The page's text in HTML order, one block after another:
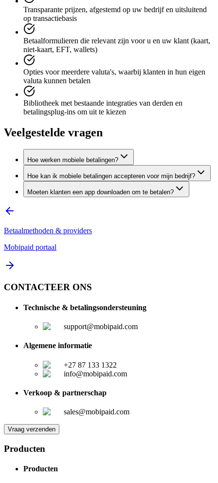
Transparante prijzen, afgestemd op uw bedrijf en uitsluitend
op transactiebasis
Betaalformulieren die relevant zijn voor u en uw klant (kaart,
niet-kaart, EFT, wallets)
Opties voor meerdere valuta's, waarbij klanten in hun eigen
valuta kunnen betalen
Bibliotheek met bestaande integraties van derden en
betalingsplug-ins om uit te kiezen
Veelgestelde vragen
Hoe werken mobiele betalingen?
Hoe kan ik mobiele betalingen accepteren voor mijn bedrijf?
Moeten klanten een app downloaden om te betalen?
Betaalmethoden & providers
Mobipaid portaal
CONTACTEER ONS
Technische & betalingsondersteuning
support@mobipaid.com
Algemene informatie
+27 87 133 1322
info@mobipaid.com
Verkoop & partnerschap
sales@mobipaid.com
Vraag verzenden
Producten
Producten